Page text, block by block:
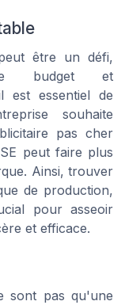
être un défi,
budget et
est essentiel de
souhaite
pas cher
peut faire plus
Ainsi, trouver
de production,
pour asseoir
et efficace.
sont pas qu'une